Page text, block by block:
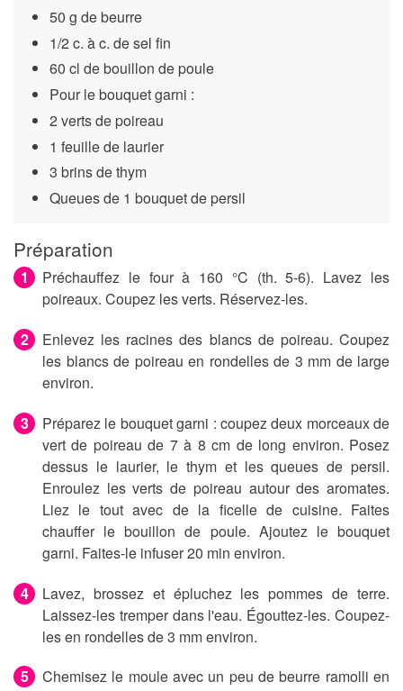
50 g de beurre
1/2 c. à c. de sel fin
60 cl de bouillon de poule
Pour le bouquet garni :
2 verts de poireau
1 feuille de laurier
3 brins de thym
Queues de 1 bouquet de persil
Préparation
Préchauffez le four à 160 °C (th. 5-6). Lavez les
poireaux. Coupez les verts. Réservez-les.
Enlevez les racines des blancs de poireau. Coupez
les blancs de poireau en rondelles de 3 mm de large
environ.
Préparez le bouquet garni : coupez deux morceaux de
vert de poireau de 7 à 8 cm de long environ. Posez
dessus le laurier, le thym et les queues de persil.
Enroulez les verts de poireau autour des aromates.
Liez le tout avec de la ficelle de cuisine. Faites
chauffer le bouillon de poule. Ajoutez le bouquet
garni. Faites-le infuser 20 min environ.
Lavez, brossez et épluchez les pommes de terre.
Laissez-les tremper dans l'eau. Égouttez-les. Coupez-
les en rondelles de 3 mm environ.
Chemisez le moule avec un peu de beurre ramolli en